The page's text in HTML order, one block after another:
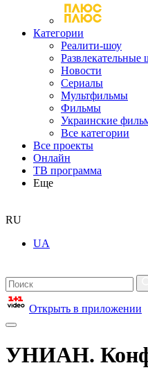
Категории
Реалити-шоу
Развлекательные
Новости
Сериалы
Мультфильмы
Фильмы
Украинские
Все категории
Все проекты
Онлайн
ТВ программа
Еще
RU
UA
Открыть в приложении
УНИАН.